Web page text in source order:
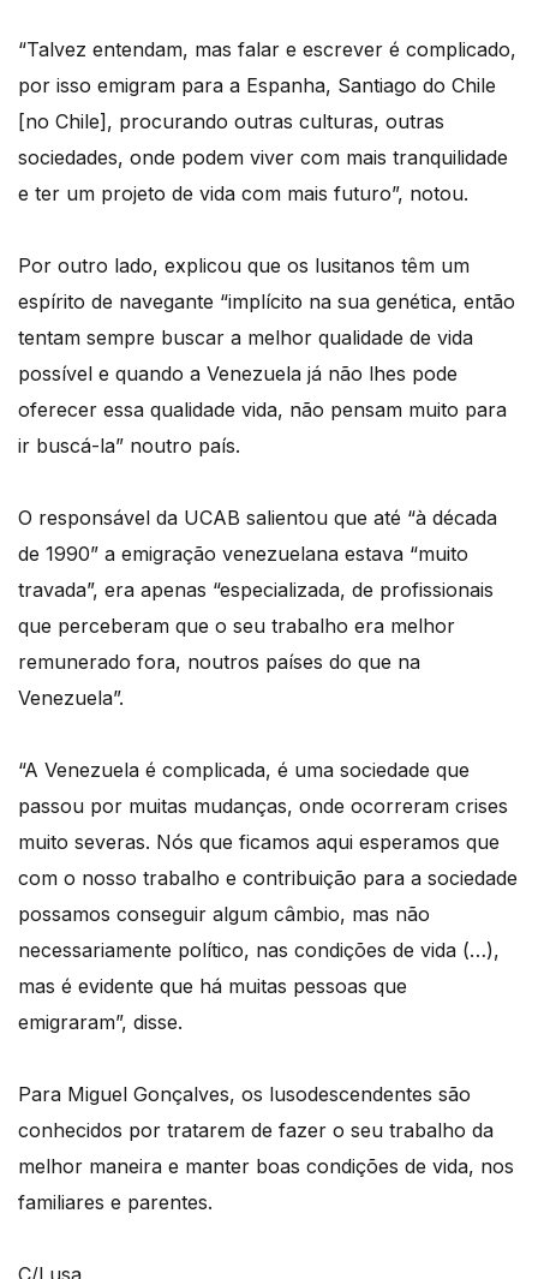
“Talvez entendam, mas falar e escrever é complicado,
por isso emigram para a Espanha, Santiago do Chile
[no Chile], procurando outras culturas, outras
sociedades, onde podem viver com mais tranquilidade
e ter um projeto de vida com mais futuro”, notou.
Por outro lado, explicou que os lusitanos têm um
espírito de navegante “implícito na sua genética, então
tentam sempre buscar a melhor qualidade de vida
possível e quando a Venezuela já não lhes pode
oferecer essa qualidade vida, não pensam muito para
ir buscá-la” noutro país.
O responsável da UCAB salientou que até “à década
de 1990” a emigração venezuelana estava “muito
travada”, era apenas “especializada, de profissionais
que perceberam que o seu trabalho era melhor
remunerado fora, noutros países do que na
Venezuela”.
“A Venezuela é complicada, é uma sociedade que
passou por muitas mudanças, onde ocorreram crises
muito severas. Nós que ficamos aqui esperamos que
com o nosso trabalho e contribuição para a sociedade
possamos conseguir algum câmbio, mas não
necessariamente político, nas condições de vida (…),
mas é evidente que há muitas pessoas que
emigraram”, disse.
Para Miguel Gonçalves, os lusodescendentes são
conhecidos por tratarem de fazer o seu trabalho da
melhor maneira e manter boas condições de vida, nos
familiares e parentes.